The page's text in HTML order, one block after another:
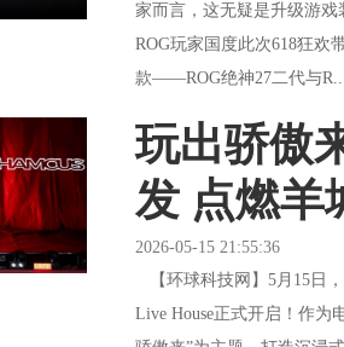
家而言，这无疑是升级游
ROG玩家国度此次618狂欢
款——ROG绝神27二代与
玩出骄傲
发 点燃羊
2026-05-15 21:55:36
【环球科技网】5月15日
Live House正式开启！作为